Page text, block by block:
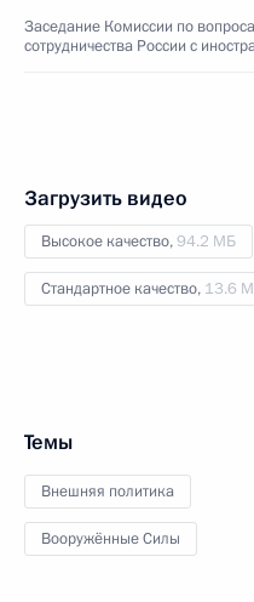
Заседание Комиссии по
сотрудничества России с
Загрузить видео
Высокое качество,94.2 МБ
Стандартное качество, 13.6
Темы
Внешняя политика
Вооружённые Силы